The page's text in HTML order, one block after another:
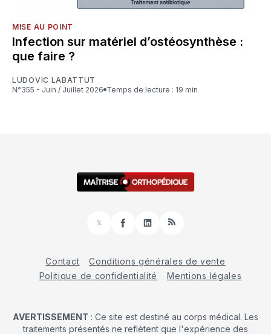
MISE AU POINT
Infection sur matériel d’ostéosynthèse :
que faire ?
LUDOVIC LABATTUT
N°355 - Juin / Juillet 2026
Temps de lecture : 19 min
𝕏
FacebookLinkedInRSS
Contact
Conditions générales de vente
Politique de confidentialité
Mentions légales
AVERTISSEMENT : Ce site est destiné au corps médical. Les
traitements présentés ne reflètent que l'expérience des